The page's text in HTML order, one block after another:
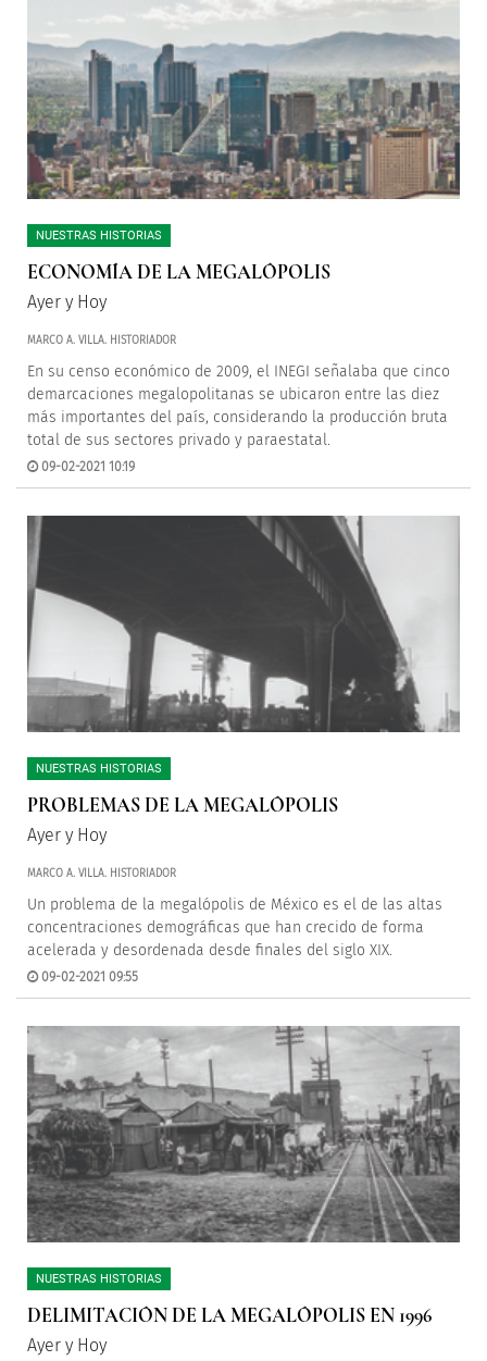
NUESTRAS HISTORIAS
ECONOMÍA DE LA MEGALÓPOLIS
Ayer y Hoy
MARCO A. VILLA. HISTORIADOR
En su censo económico de 2009, el INEGI señalaba que cinco
demarcaciones megalopolitanas se ubicaron entre las diez
más importantes del país, considerando la producción bruta
total de sus sectores privado y paraestatal.
09-02-2021 10:19
NUESTRAS HISTORIAS
PROBLEMAS DE LA MEGALÓPOLIS
Ayer y Hoy
MARCO A. VILLA. HISTORIADOR
Un problema de la megalópolis de México es el de las altas
concentraciones demográficas que han crecido de forma
acelerada y desordenada desde finales del siglo XIX.
09-02-2021 09:55
NUESTRAS HISTORIAS
DELIMITACIÓN DE LA MEGALÓPOLIS EN 1996
Ayer y Hoy